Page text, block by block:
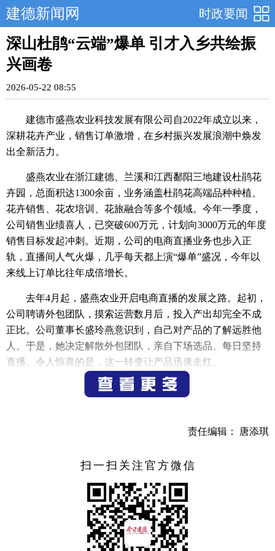
时政要闻
建德新闻网
深山杜鹃“云端”爆单 引才入乡共绘振
兴画卷
2026-05-22 08:55
建德市盛燕农业科技发展有限公司自2022年成立以来，
深耕花卉产业，销售订单激增，在乡村振兴发展浪潮中焕发
出全新活力。
盛燕农业在浙江建德、兰溪和江西鄱阳三地建设杜鹃花
卉园，总面积达1300余亩，业务涵盖杜鹃花高端品种种植、
花卉销售、花农培训、花旅融合等多个领域。今年一季度，
公司销售业绩喜人，已突破600万元，计划向3000万元的年度
销售目标发起冲刺。近期，公司的电商直播业务也步入正
轨，直播间人气火爆，几乎每天都上演“爆单”盛况，今年以
来线上订单比往年成倍增长。
去年4月起，盛燕农业开启电商直播的发展之路。起初，
公司聘请外包团队，摸索运营数月后，投入产出却完全不成
正比。公司董事长盛玲燕意识到，自己对产品的了解远胜他
人。于是，她决定解散外包团队，亲自下场选品、每日坚持
直播。令人惊喜的是，这一转变让产品迅速走红。
为了进一步拓宽销路，盛玲燕还创办了个人自媒体账
期线下合作，让这片深山里的杜鹃花强势“出圈”，也为许多
府、中国林科院亚林所共同揭牌“乡村振兴产教融合实践基
地”等创新创业平台，缔结校地企合作关系，推动青年入乡。
盛燕农业将为大学生提供场景和供应链，从“0”开始学习选
品、上架、直播运营以及售后知识，让创意和青春活力在这
责任编辑： 唐添琪
扫一扫关注官方微信